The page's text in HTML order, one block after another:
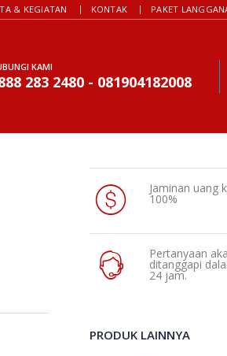
& KEGIATAN KONTAK PAKET
KAMI
283 2480 - 081904182008
Jaminan uang
100%
Pertanyaan
ditanggapi
24 jam.
PRODUK LAINNYA